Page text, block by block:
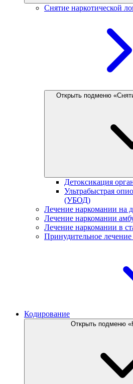
Снятие наркотической
Открыть подменю
Детоксикация
Ультрабыстрая
(УБОД)
Лечение наркомании на
Лечение наркомании
Лечение наркомании в
Принудительное
Кодирование
Открыть подменю